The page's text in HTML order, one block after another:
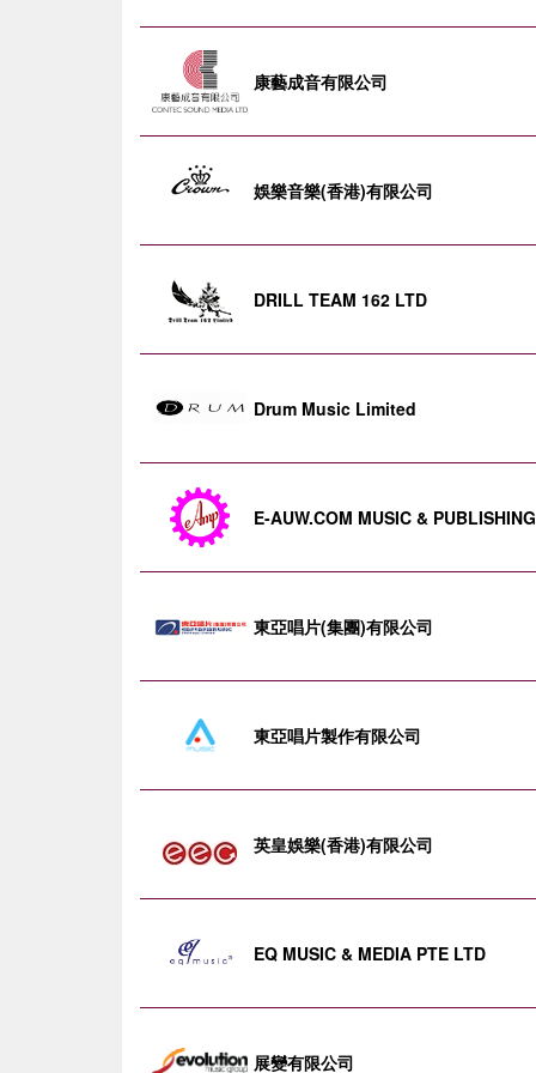
康藝成音有限公司
娛樂音樂(香港)有限公司
DRILL TEAM 162 LTD
Drum Music Limited
E-AUW.COM MUSIC &
東亞唱片(集團)有限公司
東亞唱片製作有限公司
英皇娛樂(香港)有限公司
EQ MUSIC & MEDIA PTE LTD
展變有限公司